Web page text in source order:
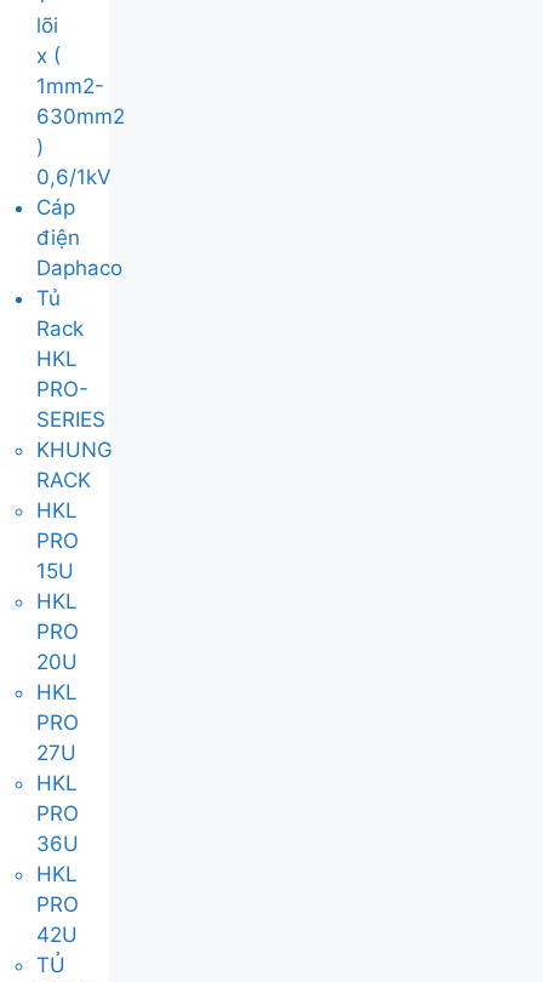
lõi
x (
1mm2-
630mm2
)
0,6/1kV
Cáp
điện
Daphaco
Tủ
Rack
HKL
PRO-
SERIES
KHUNG
RACK
HKL
PRO
15U
HKL
PRO
20U
HKL
PRO
27U
HKL
PRO
36U
HKL
PRO
42U
TỦ